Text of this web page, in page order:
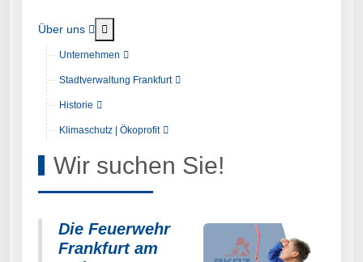
Über uns
Unternehmen
Stadtverwaltung Frankfurt
Historie
Klimaschutz | Ökoprofit
Wir suchen Sie!
Die Feuerwehr
Frankfurt am